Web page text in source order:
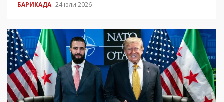
БАРИКАДА 24 юли 2026